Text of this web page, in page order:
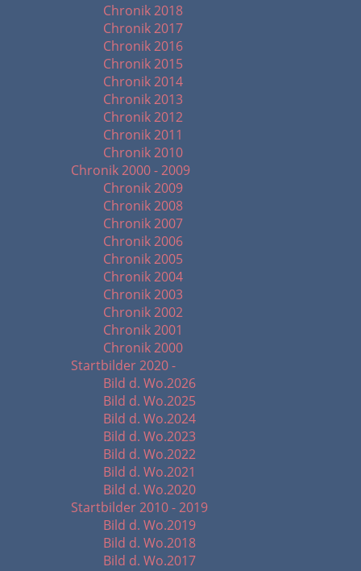
Chronik 2018
Chronik 2017
Chronik 2016
Chronik 2015
Chronik 2014
Chronik 2013
Chronik 2012
Chronik 2011
Chronik 2010
Chronik 2000 - 2009
Chronik 2009
Chronik 2008
Chronik 2007
Chronik 2006
Chronik 2005
Chronik 2004
Chronik 2003
Chronik 2002
Chronik 2001
Chronik 2000
Startbilder 2020 -
Bild d. Wo.2026
Bild d. Wo.2025
Bild d. Wo.2024
Bild d. Wo.2023
Bild d. Wo.2022
Bild d. Wo.2021
Bild d. Wo.2020
Startbilder 2010 - 2019
Bild d. Wo.2019
Bild d. Wo.2018
Bild d. Wo.2017